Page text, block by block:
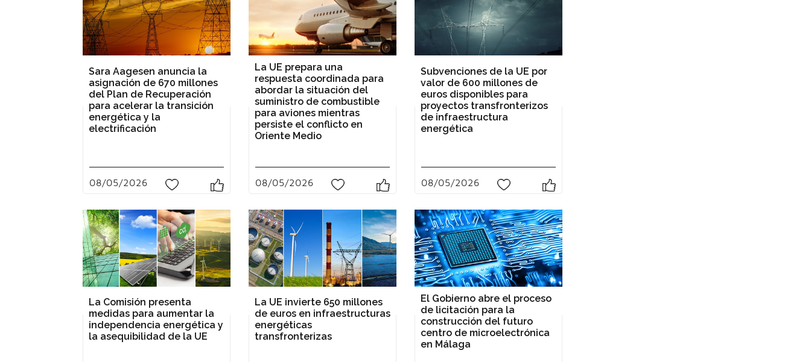
Sara Aagesen anuncia la
asignación de 670 millones
del Plan de Recuperación
para acelerar la transición
energética y la
electrificación
08/05/2026
La UE prepara una
respuesta coordinada para
abordar la situación del
suministro de combustible
para aviones mientras
persiste el conflicto en
Oriente Medio
08/05/2026
Subvenciones de la UE por
valor de 600 millones de
euros disponibles para
proyectos transfronterizos
de infraestructura
energética
08/05/2026
La Comisión presenta
medidas para aumentar la
independencia energética y
la asequibilidad de la UE
La UE invierte 650 millones
de euros en infraestructuras
energéticas
transfronterizas
El Gobierno abre el proceso
de licitación para la
construcción del futuro
centro de microelectrónica
en Málaga